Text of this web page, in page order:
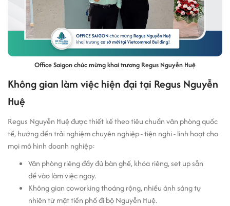
Office Saigon chúc mừng khai trương Regus Nguyễn Huệ
Không gian làm việc hiện đại tại Regus Nguyễn
Huệ
Regus Nguyễn Huệ được thiết kế theo tiêu chuẩn văn phòng quốc
tế, hướng đến trải nghiệm chuyên nghiệp - tiện nghi - linh hoạt cho
mọi mô hình doanh nghiệp:
Văn phòng riêng đầy đủ bàn ghế, khóa riêng, set up sẵn
để vào làm việc ngay.
Không gian coworking thoáng rộng, nhiều ánh sáng tự
nhiên từ mặt tiền phố đi bộ Nguyễn Huệ.